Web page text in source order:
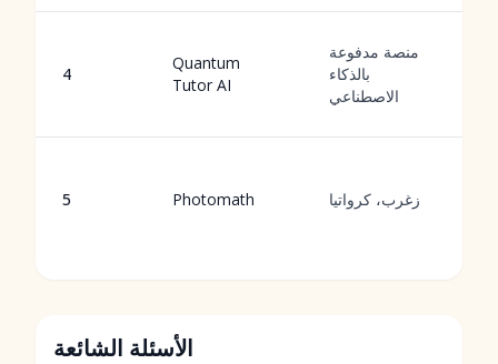
4
Quantum
Tutor AI
منصة مدفوعة
بالذكاء
الاصطناعي
5 Photomath زغرب، كرواتيا
الأسئلة الشائعة